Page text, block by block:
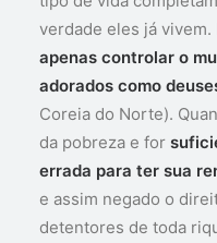
verdade eles já vivem.
apenas controlar o
adorados como
Coreia do Norte).
da pobreza e for
errada para ter sua
e assim negado o
detentores de toda